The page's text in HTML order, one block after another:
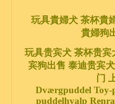
玩具貴婦犬 茶杯貴
貴婦狗
玩具贵宾犬 茶杯贵
宾狗出售 泰迪贵宾
门
Dværgpuddel Toy-
puddelhvalp